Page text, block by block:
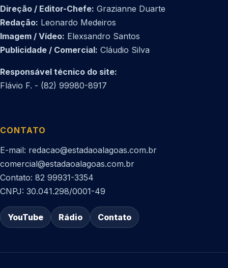
Direção / Editor-Chefe: Grazianne Duarte
Redação: Leonardo Medeiros
Imagem / Vídeo: Elexsandro Santos
Publicidade / Comercial: Cláudio Silva
Responsável técnico do site:
Flávio F. - (82) 99980-8917
CONTATO
E-mail: redacao@estadaoalagoas.com.br
comercial@estadaoalagoas.com.br
Contato: 82 99931-3354
CNPJ: 30.041.298/0001-49
YouTube Rádio Contato